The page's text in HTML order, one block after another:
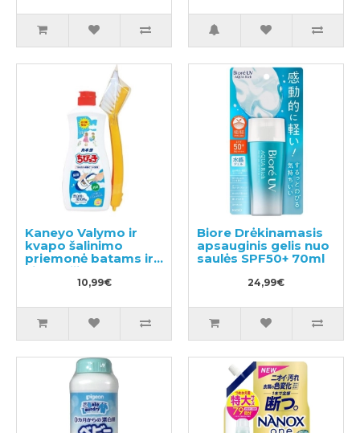
Kaneyo Valymo ir
kvapo šalinimo
priemonė batams ir
vidpadžiams su
šepetėliu 450g
10,99€
Biore Drėkinamasis
apsauginis gelis nuo
saulės SPF50+ 70ml
24,99€